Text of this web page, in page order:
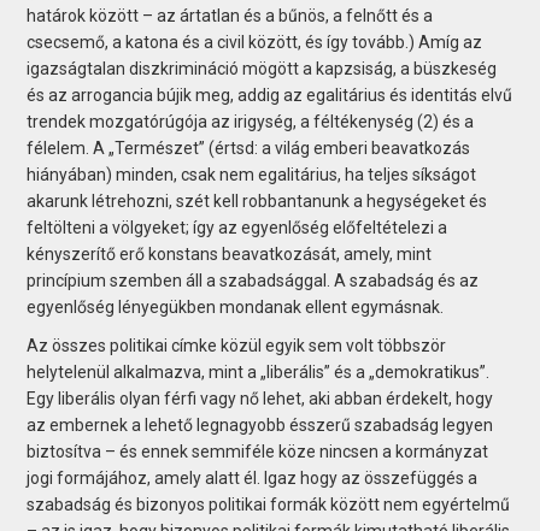
határok között – az ártatlan és a bűnös, a felnőtt és a
csecsemő, a katona és a civil között, és így tovább.) Amíg az
igazságtalan diszkrimináció mögött a kapzsiság, a büszkeség
és az arrogancia bújik meg, addig az egalitárius és identitás elvű
trendek mozgatórúgója az irigység, a féltékenység (2) és a
félelem. A „Természet” (értsd: a világ emberi beavatkozás
hiányában) minden, csak nem egalitárius, ha teljes síkságot
akarunk létrehozni, szét kell robbantanunk a hegységeket és
feltölteni a völgyeket; így az egyenlőség előfeltételezi a
kényszerítő erő konstans beavatkozását, amely, mint
princípium szemben áll a szabadsággal. A szabadság és az
egyenlőség lényegükben mondanak ellent egymásnak.
Az összes politikai címke közül egyik sem volt többször
helytelenül alkalmazva, mint a „liberális” és a „demokratikus”.
Egy liberális olyan férfi vagy nő lehet, aki abban érdekelt, hogy
az embernek a lehető legnagyobb ésszerű szabadság legyen
biztosítva – és ennek semmiféle köze nincsen a kormányzat
jogi formájához, amely alatt él. Igaz hogy az összefüggés a
szabadság és bizonyos politikai formák között nem egyértelmű